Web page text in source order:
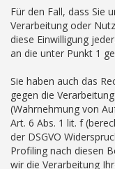
Für den Fall, dass Sie
Verarbeitung oder
diese Einwilligung
an die unter Punkt 1
Sie haben auch das
gegen die
(Wahrnehmung von
Art. 6 Abs. 1 lit. f
der DSGVO
Profiling nach diesen
wir die Verarbeitung